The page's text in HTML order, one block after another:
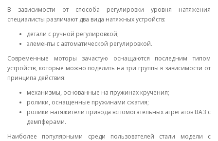
В зависимости от способа регулировки уровня натяжения
специалисты различают два вида натяжных устройств:
детали с ручной регулировкой;
элементы с автоматической регулировкой.
Современные моторы зачастую оснащаются последним типом
устройств, которые можно поделить на три группы в зависимости от
принципа действия:
механизмы, основанные на пружинах кручения;
ролики, оснащенные пружинами сжатия;
ролики натяжители привода вспомогательных агрегатов ВАЗ с
демпферами.
Наиболее популярными среди пользователей стали модели с